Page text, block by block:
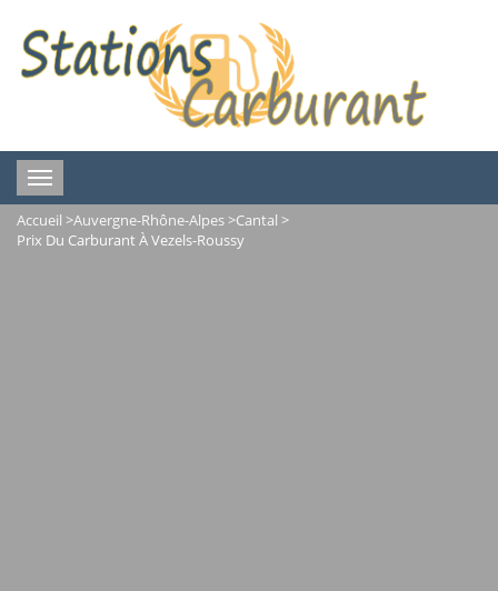
Toggle
navigation
Accueil >Auvergne-Rhône-Alpes>Cantal >
Prix Du Carburant À Vezels-Roussy